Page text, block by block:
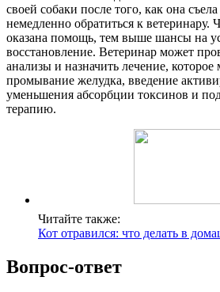
своей собаки после того, как она
немедленно обратиться к ветеринару.
оказана помощь, тем выше шансы на
восстановление. Ветеринар может
анализы и назначить лечение,
промывание желудка, введение
уменьшения абсорбции токсинов и
терапию.
Читайте также:
Кот отравился: что делать в
Вопрос-ответ